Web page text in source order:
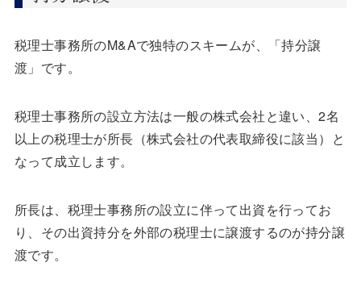
税理士事務所のM&Aで独特のスキームが、「持分譲
渡」です。
税理士事務所の設立方法は一般の株式会社と違い、2名
以上の税理士が所長（株式会社の代表取締役に該当）と
なって成立します。
所長は、税理士事務所の設立に伴って出資を行ってお
り、その出資持分を外部の税理士に譲渡するのが持分譲
渡です。